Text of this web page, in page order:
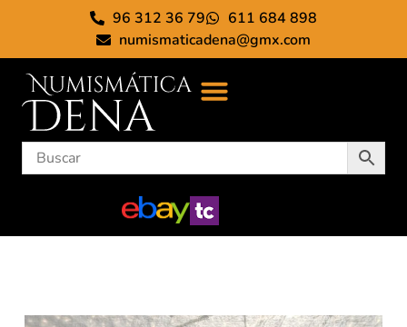
96 312 36 79
611 684 898
numismaticadena@gmx.com